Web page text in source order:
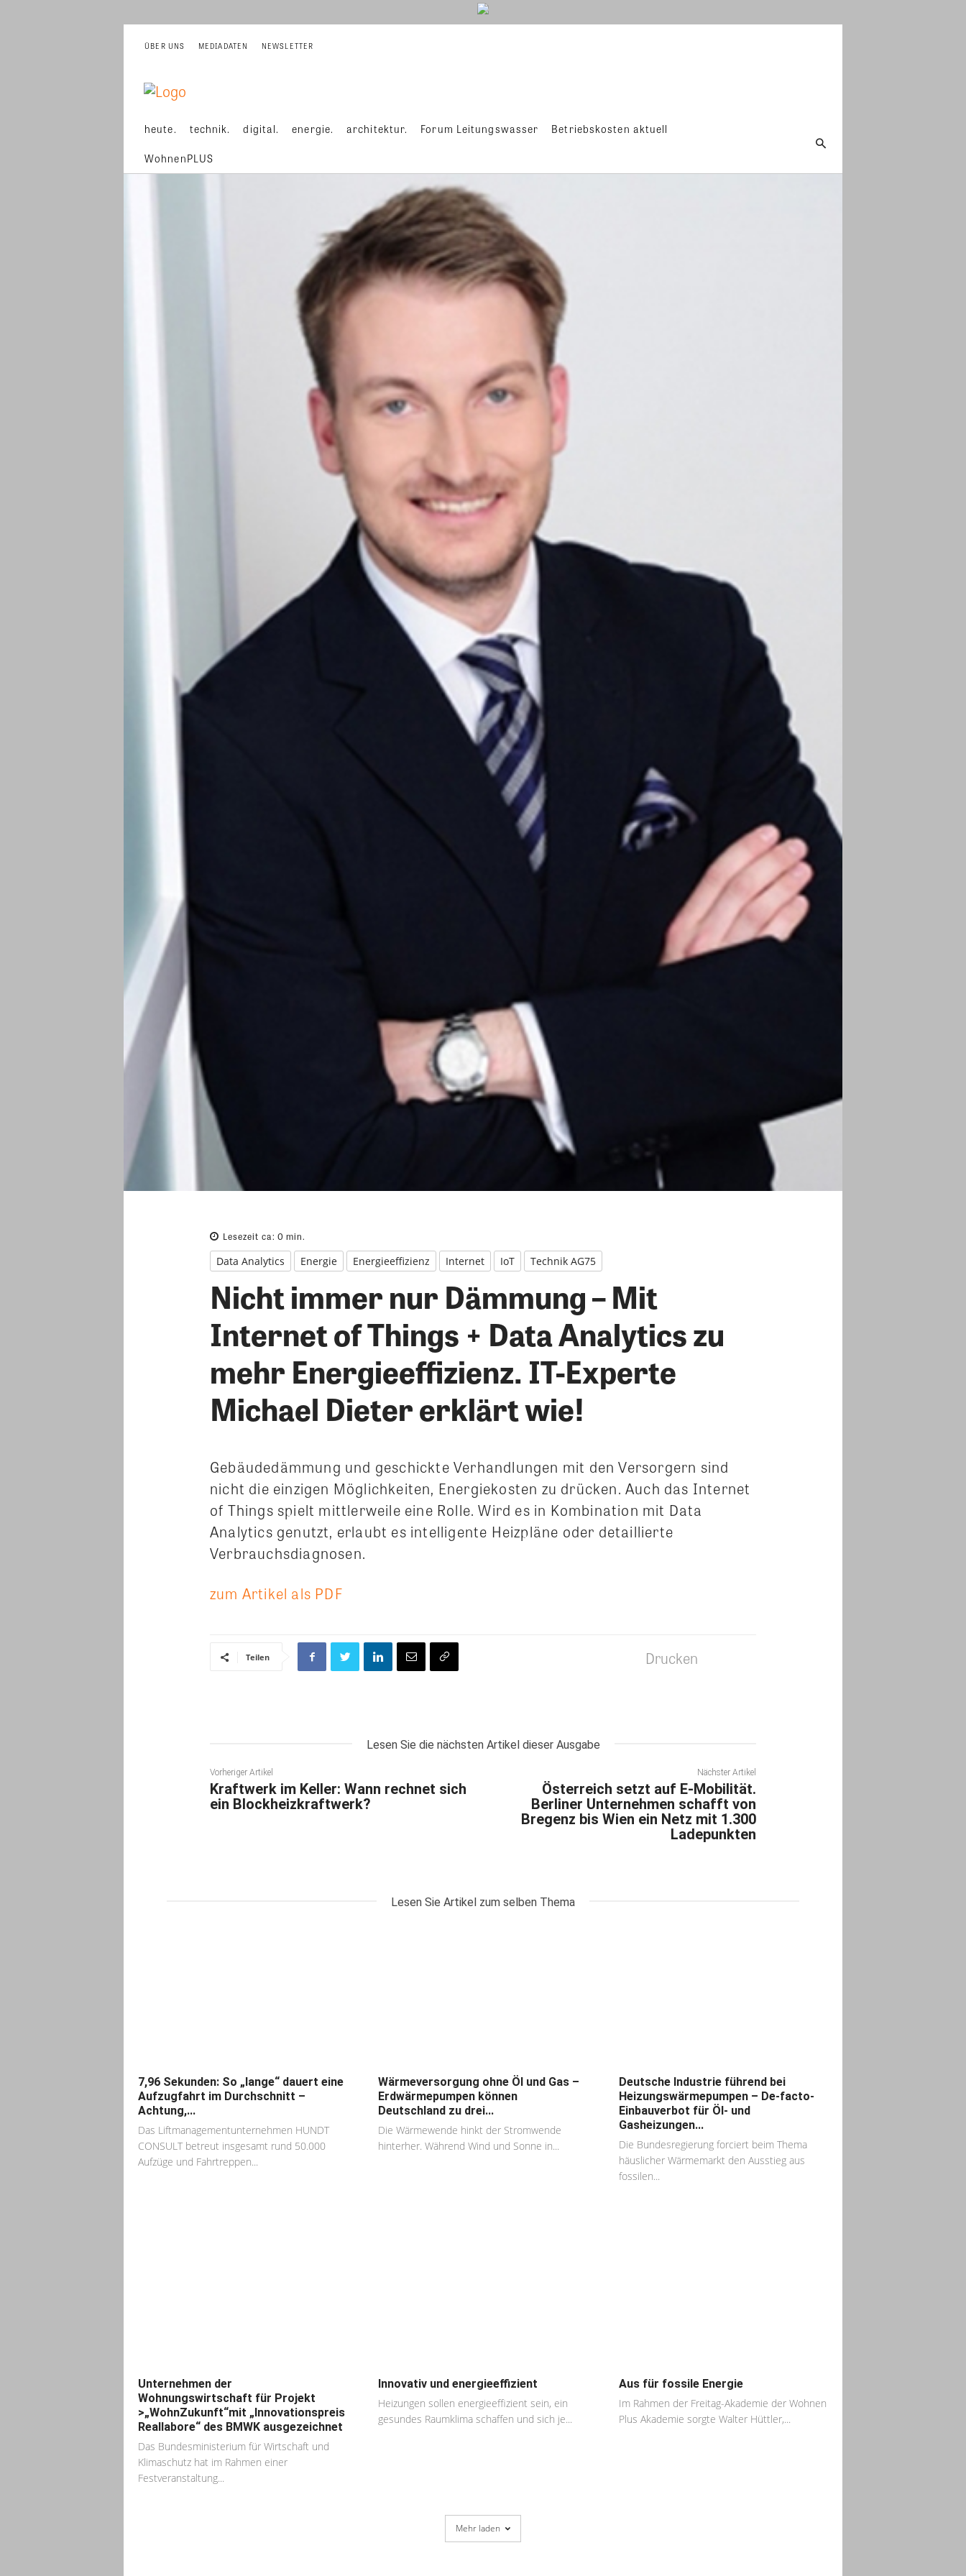
ÜBER UNS MEDIADATEN NEWSLETTER
heute. technik. digital. energie. architektur. Forum Leitungswasser Betriebskosten aktuell
WohnenPLUS
Lesezeit ca: 0 min.
Data Analytics Energie Energieeffizienz Internet IoT Technik AG75
Nicht immer nur Dämmung – Mit
Internet of Things + Data Analytics zu
mehr Energieeffizienz. IT-Experte
Michael Dieter erklärt wie!
Gebäudedämmung und geschickte Verhandlungen mit den Versorgern sind
nicht die einzigen Möglichkeiten, Energiekosten zu drücken. Auch das Internet
of Things spielt mittlerweile eine Rolle. Wird es in Kombination mit Data
Analytics genutzt, erlaubt es intelligente Heizpläne oder detaillierte
Verbrauchsdiagnosen.
zum Artikel als PDF
Teilen Drucken
Lesen Sie die nächsten Artikel dieser Ausgabe
Vorheriger Artikel
Kraftwerk im Keller: Wann rechnet sich
ein Blockheizkraftwerk?
Nächster Artikel
Österreich setzt auf E-Mobilität.
Berliner Unternehmen schafft von
Bregenz bis Wien ein Netz mit 1.300
Ladepunkten
Lesen Sie Artikel zum selben Thema
7,96 Sekunden: So „lange“ dauert eine
Aufzugfahrt im Durchschnitt –
Achtung,...
Das Liftmanagementunternehmen HUNDT
CONSULT betreut insgesamt rund 50.000
Aufzüge und Fahrtreppen...
Wärmeversorgung ohne Öl und Gas –
Erdwärmepumpen können
Deutschland zu drei...
Die Wärmewende hinkt der Stromwende
hinterher. Während Wind und Sonne in...
Deutsche Industrie führend bei
Heizungswärmepumpen – De-facto-
Einbauverbot für Öl- und
Gasheizungen...
Die Bundesregierung forciert beim Thema
häuslicher Wärmemarkt den Ausstieg aus
fossilen...
Unternehmen der
Wohnungswirtschaft für Projekt
>„WohnZukunft“mit „Innovationspreis
Reallabore“ des BMWK ausgezeichnet
Das Bundesministerium für Wirtschaft und
Klimaschutz hat im Rahmen einer
Festveranstaltung...
Innovativ und energieeffizient
Heizungen sollen energieeffizient sein, ein
gesundes Raumklima schaffen und sich je...
Aus für fossile Energie
Im Rahmen der Freitag-Akademie der Wohnen
Plus Akademie sorgte Walter Hüttler,...
Mehr laden